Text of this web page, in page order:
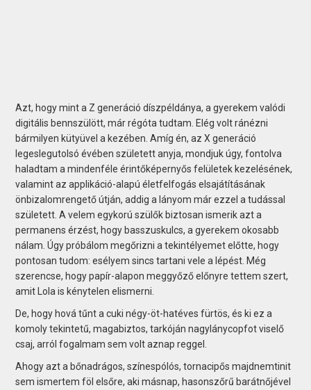
Azt, hogy mint a Z generáció díszpéldánya, a gyerekem valódi
digitális bennszülött, már régóta tudtam. Elég volt ránézni
bármilyen kütyüvel a kezében. Amíg én, az X generáció
legeslegutolsó évében született anyja, mondjuk úgy, fontolva
haladtam a mindenféle érintőképernyős felületek kezelésének,
valamint az applikáció-alapú életfelfogás elsajátításának
önbizalomrengető útján, addig a lányom már ezzel a tudással
született. A velem egykorú szülők biztosan ismerik azt a
permanens érzést, hogy basszuskulcs, a gyerekem okosabb
nálam. Úgy próbálom megőrizni a tekintélyemet előtte, hogy
pontosan tudom: esélyem sincs tartani vele a lépést. Még
szerencse, hogy papír-alapon meggyőző előnyre tettem szert,
amit Lola is kénytelen elismerni.
De, hogy hová tűnt a cuki négy-öt-hatéves fürtös, és ki ez a
komoly tekintetű, magabiztos, tarkóján nagylánycopfot viselő
csaj, arról fogalmam sem volt aznap reggel.
Ahogy azt a bőnadrágos, színespólós, tornacipős majdnemtinit
sem ismertem föl elsőre, aki másnap, hasonszőrű barátnőjével